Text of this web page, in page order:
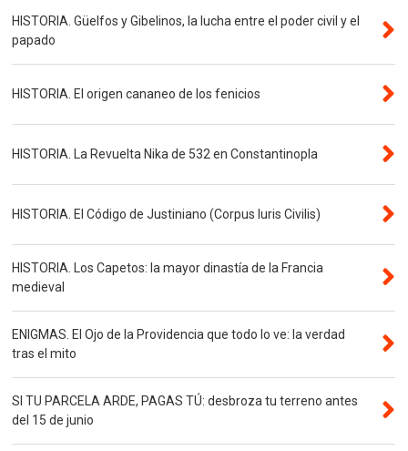
HISTORIA. Güelfos y Gibelinos, la lucha entre el poder civil y el
papado
HISTORIA. El origen cananeo de los fenicios
HISTORIA. La Revuelta Nika de 532 en Constantinopla
HISTORIA. El Código de Justiniano (Corpus Iuris Civilis)
HISTORIA. Los Capetos: la mayor dinastía de la Francia
medieval
ENIGMAS. El Ojo de la Providencia que todo lo ve: la verdad
tras el mito
SI TU PARCELA ARDE, PAGAS TÚ: desbroza tu terreno antes
del 15 de junio